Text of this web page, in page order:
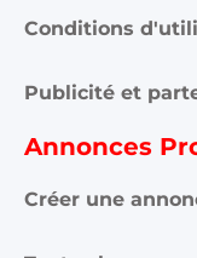
Conditions
Publicité et
Annonces
Créer une